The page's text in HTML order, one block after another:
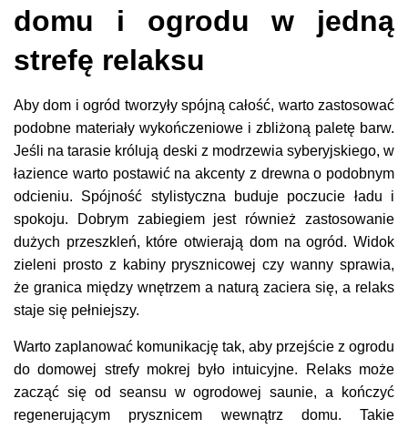
domu i ogrodu w jedną
strefę relaksu
Aby dom i ogród tworzyły spójną całość, warto zastosować
podobne materiały wykończeniowe i zbliżoną paletę barw.
Jeśli na tarasie królują deski z modrzewia syberyjskiego, w
łazience warto postawić na akcenty z drewna o podobnym
odcieniu. Spójność stylistyczna buduje poczucie ładu i
spokoju. Dobrym zabiegiem jest również zastosowanie
dużych przeszkleń, które otwierają dom na ogród. Widok
zieleni prosto z kabiny prysznicowej czy wanny sprawia,
że granica między wnętrzem a naturą zaciera się, a relaks
staje się pełniejszy.
Warto zaplanować komunikację tak, aby przejście z ogrodu
do domowej strefy mokrej było intuicyjne. Relaks może
zacząć się od seansu w ogrodowej saunie, a kończyć
regenerującym prysznicem wewnątrz domu. Takie